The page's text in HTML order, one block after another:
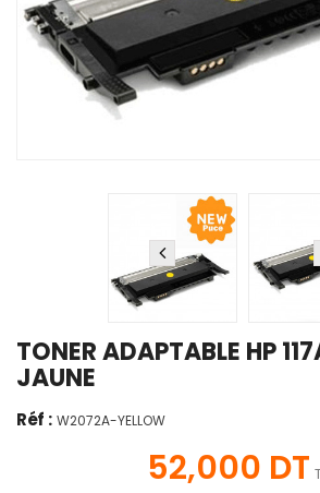
TONER ADAPTABLE HP
JAUNE
Réf : W2072A-YELLOW
52,000 DT